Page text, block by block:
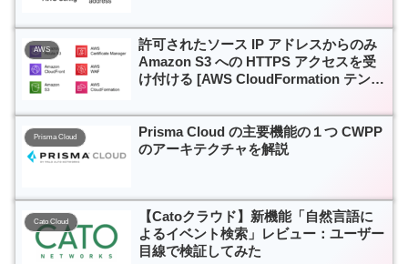
AWS
許可されたソース IP アドレスからのみ
Amazon S3 への HTTPS アクセスを受
け付ける [AWS CloudFormation テンプ
Prisma Cloud
Prisma Cloud の主要機能の１つ CWPP
のアーキテクチャを解説
Cato Cloud
【Catoクラウド】新機能「自然言語に
よるイベント検索」レビュー：ユーザー
目線で検証してみた